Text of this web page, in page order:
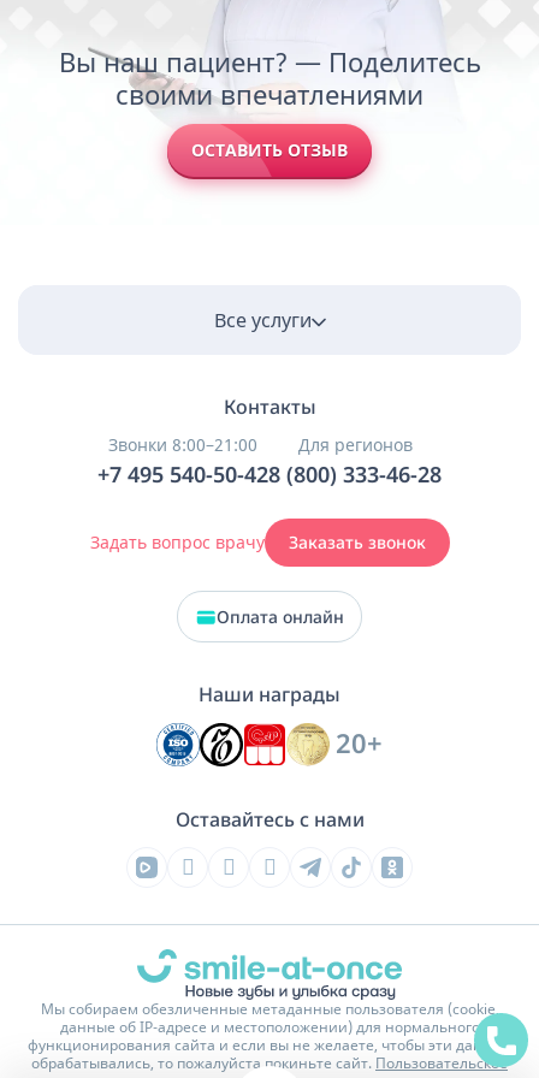
Вы наш пациент? — Поделитесь
своими впечатлениями
ОСТАВИТЬ ОТЗЫВ
Все услуги
Контакты
Звонки 8:00–21:00
+7 495 540-50-42
Для регионов
8 (800) 333-46-28
Задать вопрос врачу Заказать звонок
Оплата онлайн
Наши награды
20+
Оставайтесь с нами
Мы собираем обезличенные метаданные пользователя (cookie,
данные об IP-адресе и местоположении) для нормального
функционирования сайта и если вы не желаете, чтобы эти данные
обрабатывались, то пожалуйста покиньте сайт. Пользовательское